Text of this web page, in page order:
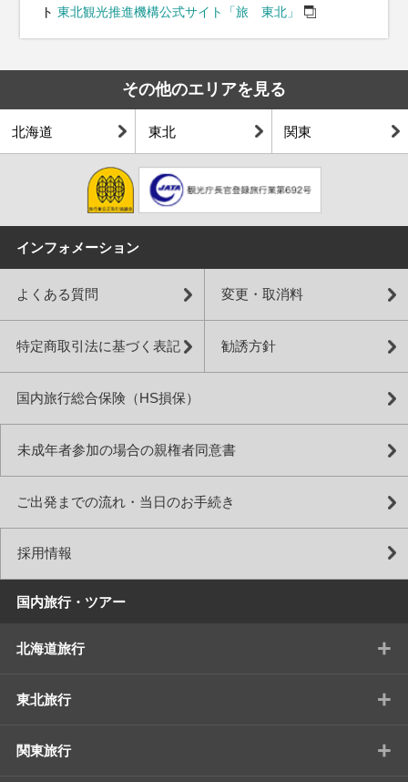
ト 東北観光推進機構公式サイト「旅 東北」
その他のエリアを見る
北海道 東北 関東
インフォメーション
よくある質問 変更・取消料
特定商取引法に基づく表記 勧誘方針
国内旅行総合保険（HS損保）
未成年者参加の場合の親権者同意書
ご出発までの流れ・当日のお手続き
採用情報
国内旅行・ツアー
北海道旅行 +
東北旅行 +
関東旅行 +